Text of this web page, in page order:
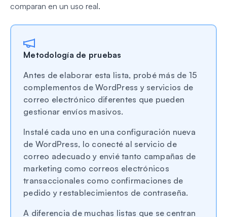
comparan en un uso real.
Metodología de pruebas
Antes de elaborar esta lista, probé más de 15
complementos de WordPress y servicios de
correo electrónico diferentes que pueden
gestionar envíos masivos.
Instalé cada uno en una configuración nueva
de WordPress, lo conecté al servicio de
correo adecuado y envié tanto campañas de
marketing como correos electrónicos
transaccionales como confirmaciones de
pedido y restablecimientos de contraseña.
A diferencia de muchas listas que se centran